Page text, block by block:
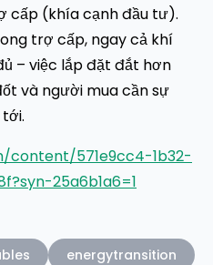
cấp (khía cạnh đầu tư).
trợ cấp, ngay cả khí
– việc lắp đặt đắt hơn
và người mua cần sự
571e9cc4-1b32-
25a6b1a6=1
energytransition